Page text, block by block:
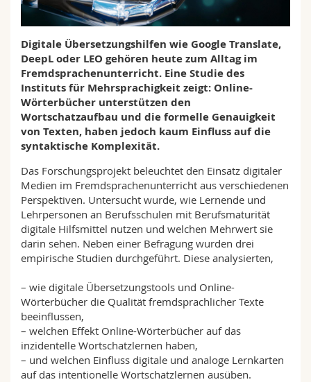
Math.-Nat. und Med. Fak.
Interfakultär
Mitarbeitende
Doktorierende
Webmail
Vorlesungsverzeichnis
MyUnifr
Digitale Übersetzungshilfen wie Google Translate,
DeepL oder LEO gehören heute zum Alltag im
Fremdsprachenunterricht. Eine Studie des
Instituts für Mehrsprachigkeit zeigt: Online-
Wörterbücher unterstützen den
Wortschatzaufbau und die formelle Genauigkeit
von Texten, haben jedoch kaum Einfluss auf die
syntaktische Komplexität.
Das Forschungsprojekt beleuchtet den Einsatz digitaler
Medien im Fremdsprachenunterricht aus verschiedenen
Perspektiven. Untersucht wurde, wie Lernende und
Lehrpersonen an Berufsschulen mit Berufsmaturität
digitale Hilfsmittel nutzen und welchen Mehrwert sie
darin sehen. Neben einer Befragung wurden drei
empirische Studien durchgeführt. Diese analysierten,
– wie digitale Übersetzungstools und Online-
Wörterbücher die Qualität fremdsprachlicher Texte
beeinflussen,
– welchen Effekt Online-Wörterbücher auf das
inzidentelle Wortschatzlernen haben,
– und welchen Einfluss digitale und analoge Lernkarten
auf das intentionelle Wortschatzlernen ausüben.